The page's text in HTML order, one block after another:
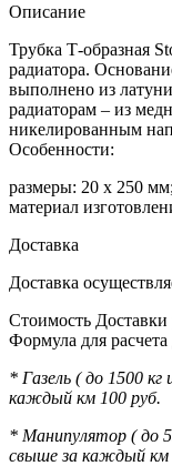
Описание
Трубка Т-образная
радиатора.
выполнено из
радиаторам – из
никелированным
Особенности:
размеры: 20 x 250 мм;
материал
Доставка
Доставка
Стоимость Доставки
Формула для расчета
* Газель ( до 1500
каждый км 100 руб.
* Манипулятор ( до
свыше за каждый км